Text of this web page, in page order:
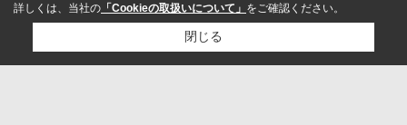
詳しくは、当社の 「Cookieの取扱いについて」 をご確認ください。
閉じる